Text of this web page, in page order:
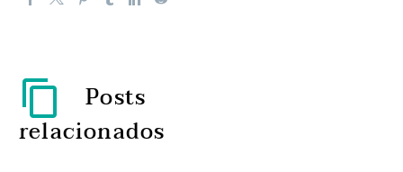
Posts
relacionados